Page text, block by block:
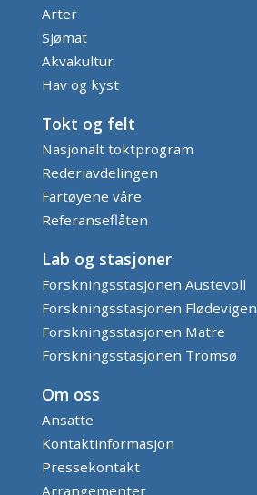
Arter
Sjømat
Akvakultur
Hav og kyst
Tokt og felt
Nasjonalt toktprogram
Rederiavdelingen
Fartøyene våre
Referanseflåten
Lab og stasjoner
Forskningsstasjonen Austevoll
Forskningsstasjonen Flødevigen
Forskningsstasjonen Matre
Forskningsstasjonen Tromsø
Om oss
Ansatte
Kontaktinformasjon
Pressekontakt
Arrangementer